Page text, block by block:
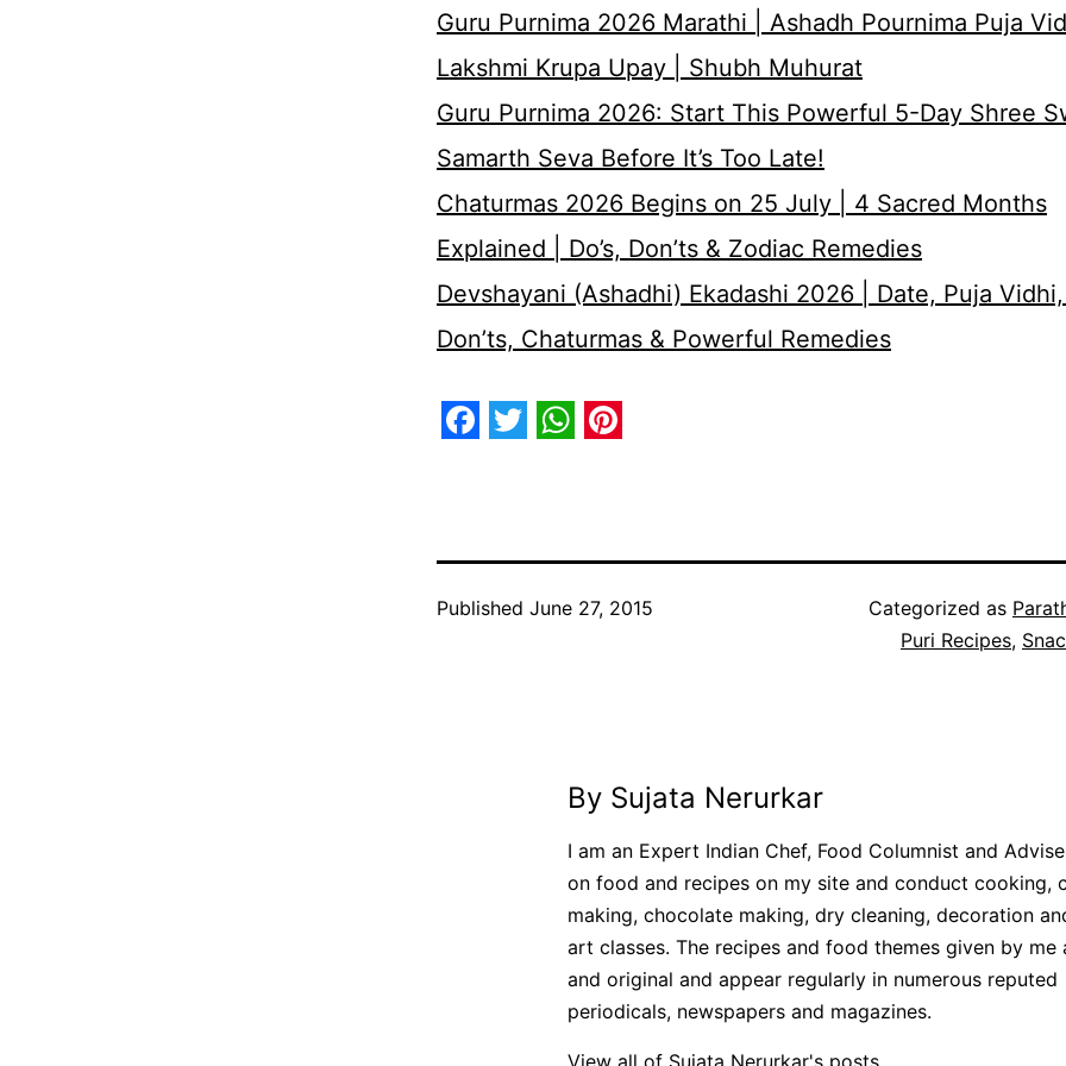
Guru Purnima 2026 Marathi | Ashadh Pournima Puja
Lakshmi Krupa Upay | Shubh Muhurat
Guru Purnima 2026: Start This Powerful 5-Day Shree
Samarth Seva Before It’s Too Late!
Chaturmas 2026 Begins on 25 July | 4 Sacred Months
Explained | Do’s, Don’ts & Zodiac Remedies
Devshayani (Ashadhi) Ekadashi 2026 | Date, Puja Vidhi,
Don’ts, Chaturmas & Powerful Remedies
Published June 27, 2015 Categorized as
Puri Recipes,
By Sujata Nerurkar
I am an Expert Indian Chef, Food Columnist and
on food and recipes on my site and conduct cooking,
making, chocolate making, dry cleaning, decoration
art classes. The recipes and food themes given by me
and original and appear regularly in numerous reputed
periodicals, newspapers and magazines.
View all of Sujata Nerurkar's posts.